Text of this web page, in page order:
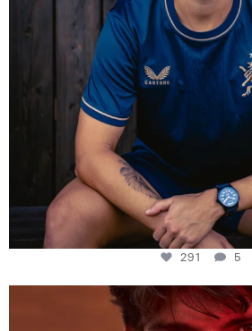
291 5
One last dance at home
This week at...